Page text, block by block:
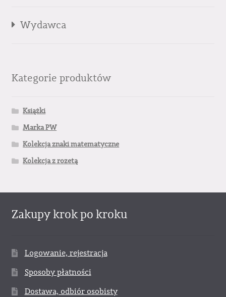
Wydawca
Kategorie produktów
Książki
Marka PW
Kolekcja znaki matematyczne
Kolekcja z rozetą
Zakupy krok po kroku
Logowanie, rejestracja
Sposoby płatności
Dostawa, odbiór osobisty